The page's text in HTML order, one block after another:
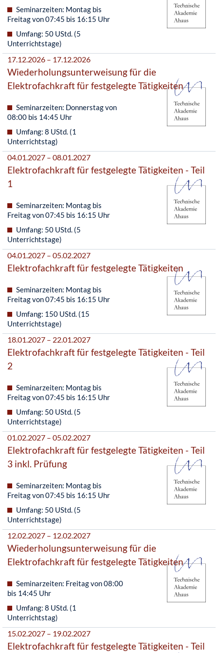
Seminarzeiten: Montag bis
Freitag von 07:45 bis 16:15 Uhr
Umfang: 50 UStd. (5
Unterrichtstage)
17.12.2026 – 17.12.2026
Wiederholungsunterweisung für die
Elektrofachkraft für festgelegte Tätigkeiten
Seminarzeiten: Donnerstag von
08:00 bis 14:45 Uhr
Umfang: 8 UStd. (1
Unterrichtstag)
04.01.2027 – 08.01.2027
Elektrofachkraft für festgelegte Tätigkeiten - Teil
1
Seminarzeiten: Montag bis
Freitag von 07:45 bis 16:15 Uhr
Umfang: 50 UStd. (5
Unterrichtstage)
04.01.2027 – 05.02.2027
Elektrofachkraft für festgelegte Tätigkeiten
Seminarzeiten: Montag bis
Freitag von 07:45 bis 16:15 Uhr
Umfang: 150 UStd. (15
Unterrichtstage)
18.01.2027 – 22.01.2027
Elektrofachkraft für festgelegte Tätigkeiten - Teil
2
Seminarzeiten: Montag bis
Freitag von 07:45 bis 16:15 Uhr
Umfang: 50 UStd. (5
Unterrichtstage)
01.02.2027 – 05.02.2027
Elektrofachkraft für festgelegte Tätigkeiten - Teil
3 inkl. Prüfung
Seminarzeiten: Montag bis
Freitag von 07:45 bis 16:15 Uhr
Umfang: 50 UStd. (5
Unterrichtstage)
12.02.2027 – 12.02.2027
Wiederholungsunterweisung für die
Elektrofachkraft für festgelegte Tätigkeiten
Seminarzeiten: Freitag von 08:00
bis 14:45 Uhr
Umfang: 8 UStd. (1
Unterrichtstag)
15.02.2027 – 19.02.2027
Elektrofachkraft für festgelegte Tätigkeiten - Teil